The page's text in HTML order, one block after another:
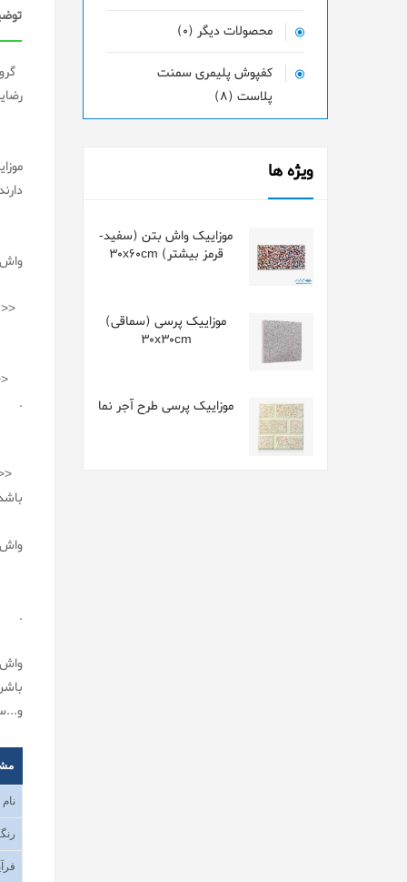
محصولات دیگر (0)
کفپوش پلیمری سمنت
پلاست (8)
ویژه ها
موزاییک واش بتن (سفید-
قرمز بیشتر) 30x60cm
موزاییک پرسی (سماقی)
30x30cm
موزاییک پرسی طرح آجر نما
واش
.
باشد
واش
.